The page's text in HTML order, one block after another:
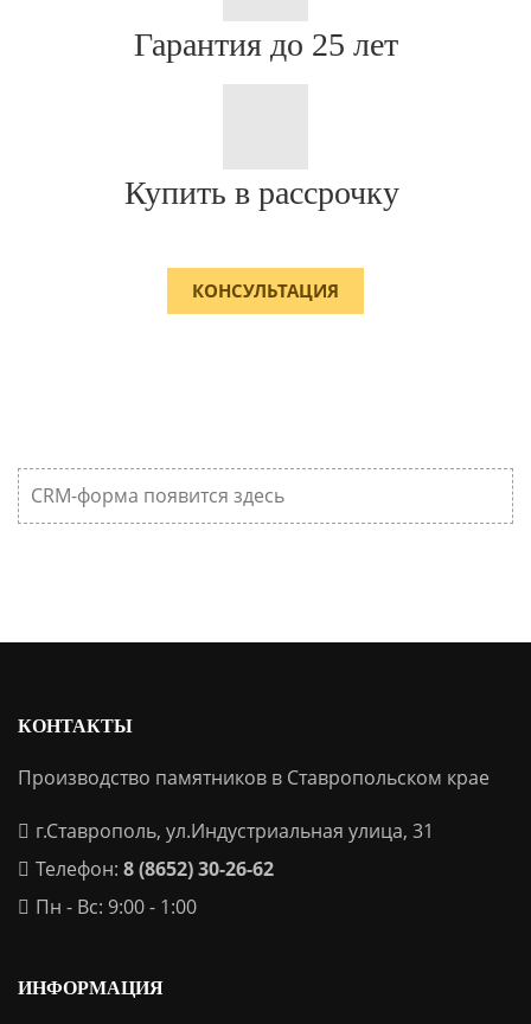
Гарантия до 25 лет
Купить в рассрочку
КОНСУЛЬТАЦИЯ
CRM-форма появится здесь
КОНТАКТЫ
Производство памятников в Ставропольском крае
г.Ставрополь, ул.Индустриальная улица, 31
Телефон: 8 (8652) 30-26-62
Пн - Вс: 9:00 - 1:00
ИНФОРМАЦИЯ